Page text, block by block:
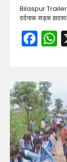
Bilaspur Trailer
दर्दनाक सड़क